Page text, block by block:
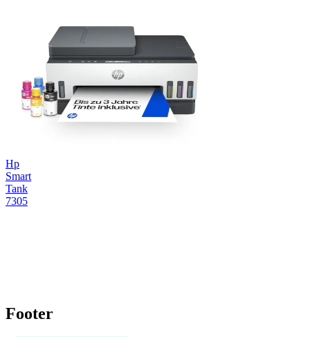
Hp
Smart
Tank
7305
Footer